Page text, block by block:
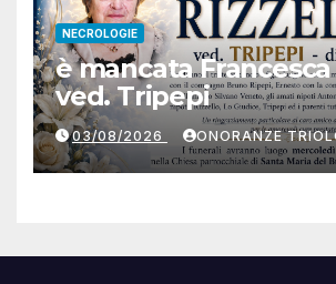
NECROLOGIE
è mancata
ved. Tripepi
03/08/2026 ONORANZE